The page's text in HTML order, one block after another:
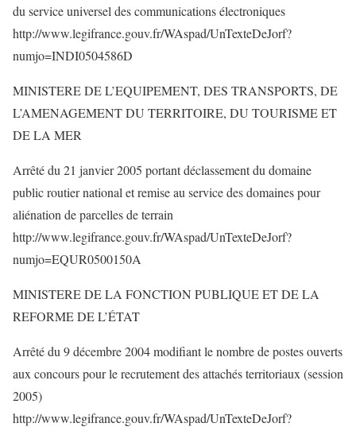
du service universel des communications électroniques
http://www.legifrance.gouv.fr/WAspad/UnTexteDeJorf?
numjo=INDI0504586D
MINISTERE DE L’EQUIPEMENT, DES TRANSPORTS, DE
L’AMENAGEMENT DU TERRITOIRE, DU TOURISME ET
DE LA MER
Arrêté du 21 janvier 2005 portant déclassement du domaine
public routier national et remise au service des domaines pour
aliénation de parcelles de terrain
http://www.legifrance.gouv.fr/WAspad/UnTexteDeJorf?
numjo=EQUR0500150A
MINISTERE DE LA FONCTION PUBLIQUE ET DE LA
REFORME DE L’ÉTAT
Arrêté du 9 décembre 2004 modifiant le nombre de postes ouverts
aux concours pour le recrutement des attachés territoriaux (session
2005)
http://www.legifrance.gouv.fr/WAspad/UnTexteDeJorf?